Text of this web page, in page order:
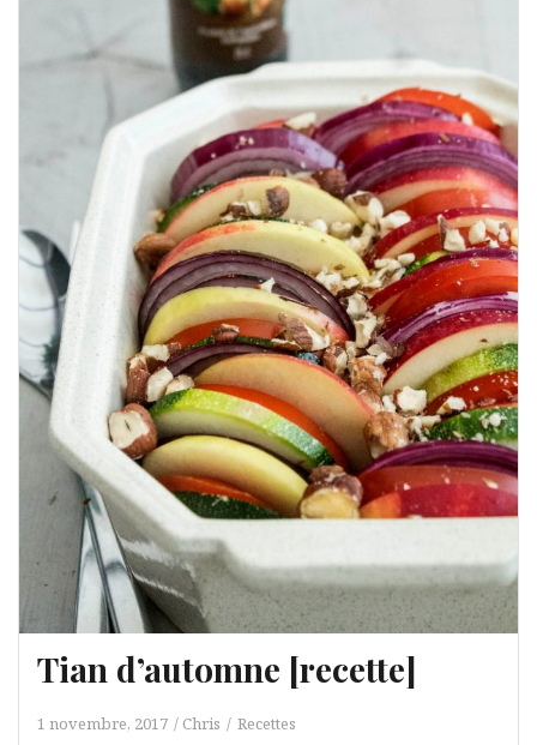
Tian d’automne [recette]
1 novembre, 2017 Chris Recettes